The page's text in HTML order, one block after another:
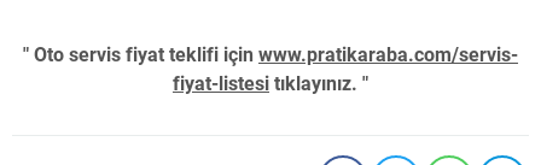
" Oto servis fiyat teklifi için www.pratikaraba.com/servis-
fiyat-listesi tıklayınız. "